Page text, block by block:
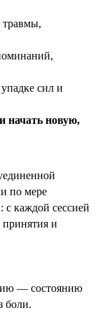
сил и
начать новую,
по мере
каждой сессией
принятия и
— состоянию
боли.